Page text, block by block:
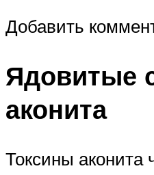
Добавить
Ядовитые
аконита
Токсины аконита